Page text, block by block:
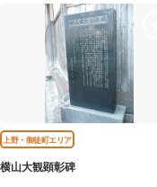
上野・御徒町エリア
横山大観顕彰碑